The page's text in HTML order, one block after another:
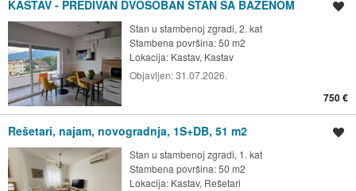
KASTAV - PREDIVAN DVOSOBAN STAN SA BAZENOM
Stan u stambenoj zgradi, 2. kat
Stambena površina: 50 m2
Lokacija: Kastav, Kastav
Objavljen:31.07.2026.
750 €
Rešetari, najam, novogradnja, 1S+DB, 51 m2
Stan u stambenoj zgradi, 1. kat
Stambena površina: 50 m2
Lokacija: Kastav, Rešetari